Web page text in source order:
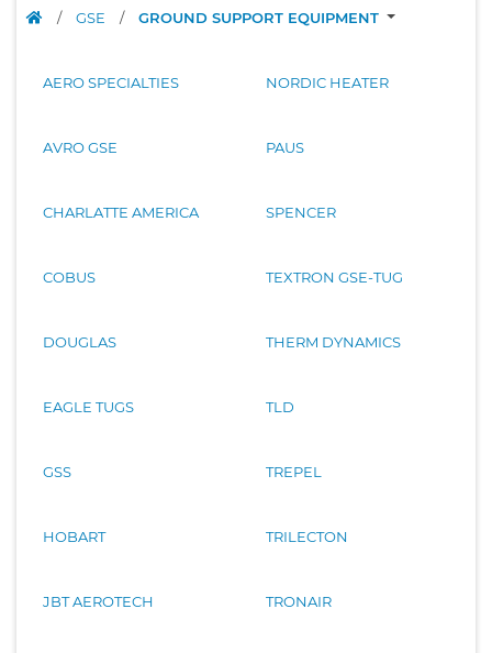
/ GSE / GROUND SUPPORT EQUIPMENT
AERO SPECIALTIES
AVRO GSE
CHARLATTE AMERICA
COBUS
DOUGLAS
EAGLE TUGS
GSS
HOBART
JBT AEROTECH
NORDIC HEATER
PAUS
SPENCER
TEXTRON GSE-TUG
THERM DYNAMICS
TLD
TREPEL
TRILECTON
TRONAIR